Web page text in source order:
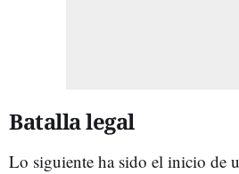
Batalla legal
Lo siguiente ha sido el inicio de